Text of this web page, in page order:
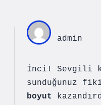
admin
İnci! Sevgili
sunduğunuz
boyut